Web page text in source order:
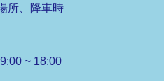
所、降車時
~ 18:00